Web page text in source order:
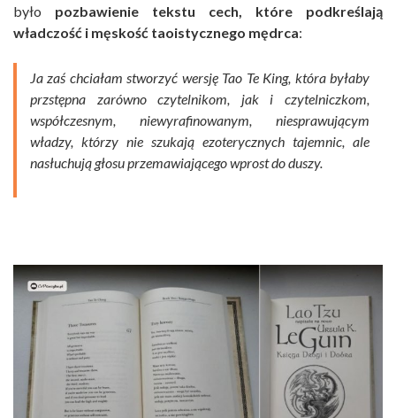
było pozbawienie tekstu cech, które podkreślają
władczość i męskość taoistycznego mędrca:
Ja zaś chciałam stworzyć wersję Tao Te King, która byłaby
przstępna zarówno czytelnikom, jak i czytelniczkom,
współczesnym, niewyrafinowanym, niesprawującym
władzy, którzy nie szukają ezoterycznych tajemnic, ale
nasłuchują głosu przemawiającego wprost do duszy.